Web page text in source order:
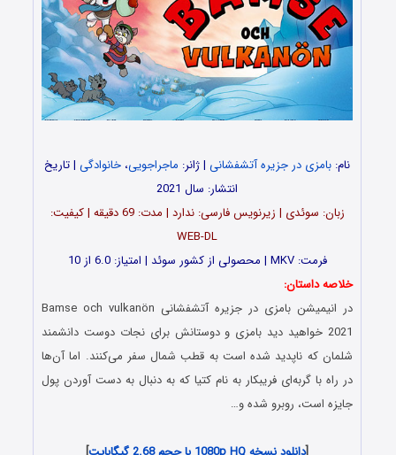
نام: بامزی در جزیره آتشفشانی | ژانر: ماجراجویی، خانوادگی | تاریخ
انتشار: سال 2021
زبان: سوئدی | زیرنویس فارسی: ندارد | مدت: 69 دقیقه | کیفیت:
WEB-DL
فرمت: MKV | محصولی از کشور سوئد | امتیاز: 6.0 از 10
خلاصه داستان:
در انیمیشن بامزی در جزیره آتشفشانی Bamse och vulkanön
2021 خواهید دید بامزی و دوستانش برای نجات دوست دانشمند
شلمان که ناپدید شده است به قطب شمال سفر می‌کنند. اما آن‌ها
در راه با گربه‌ای فریبکار به نام کتیا که به دنبال به دست آوردن پول
جایزه است، روبرو شده و…